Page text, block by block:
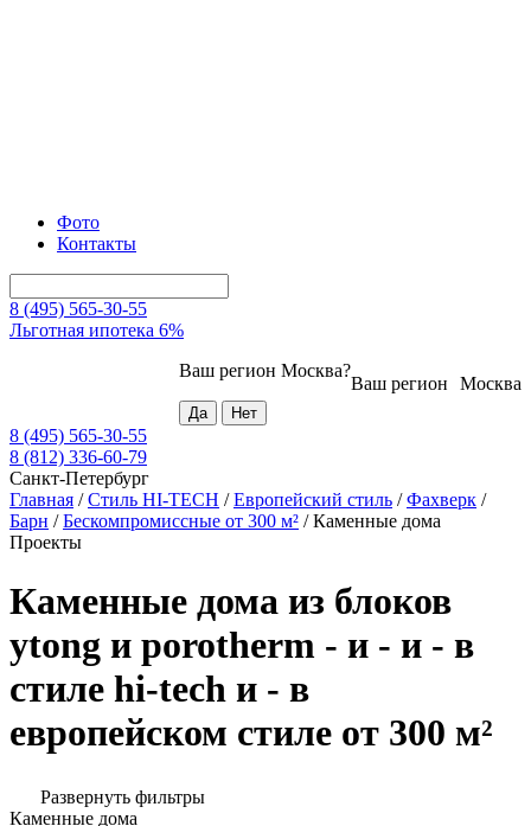
Фото
Контакты
8 (495) 565-30-55
Льготная ипотека 6%
Москва
Ваш регион
Ваш регион Москва?
8 (495) 565-30-55
8 (812) 336-60-79
Санкт-Петербург
Главная /Стиль HI-TECH /Европейский стиль /Фахверк /
Барн /Бескомпромиссные от 300 м² /Каменные дома
Проекты
Каменные дома из блоков
ytong и porotherm - и - и - в
стиле hi-tech и - в
европейском стиле от 300 м²
Развернуть фильтры
Каменные дома